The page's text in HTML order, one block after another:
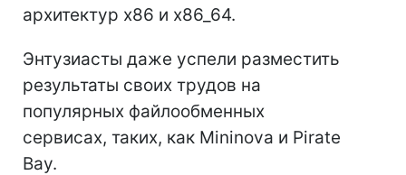
архитектур x86 и x86_64.
Энтузиасты даже успели разместить
результаты своих трудов на
популярных файлообменных
сервисах, таких, как Mininova и Pirate
Bay.